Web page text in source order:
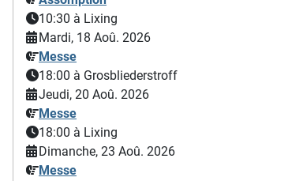
10:30 à Lixing
Mardi, 18 Aoû. 2026
Messe
18:00 à Grosbliederstroff
Jeudi, 20 Aoû. 2026
Messe
18:00 à Lixing
Dimanche, 23 Aoû. 2026
Messe